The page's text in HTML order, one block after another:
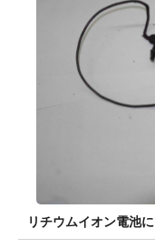
リチウムイオン電池